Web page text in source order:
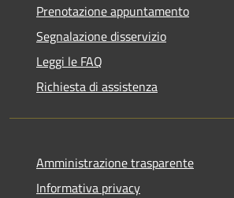
Prenotazione appuntamento
Segnalazione disservizio
Leggi le FAQ
Richiesta di assistenza
Amministrazione trasparente
Informativa privacy